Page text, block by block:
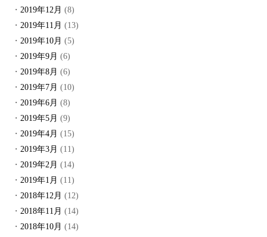
2019年12月 (8)
2019年11月 (13)
2019年10月 (5)
2019年9月 (6)
2019年8月 (6)
2019年7月 (10)
2019年6月 (8)
2019年5月 (9)
2019年4月 (15)
2019年3月 (11)
2019年2月 (14)
2019年1月 (11)
2018年12月 (12)
2018年11月 (14)
2018年10月 (14)